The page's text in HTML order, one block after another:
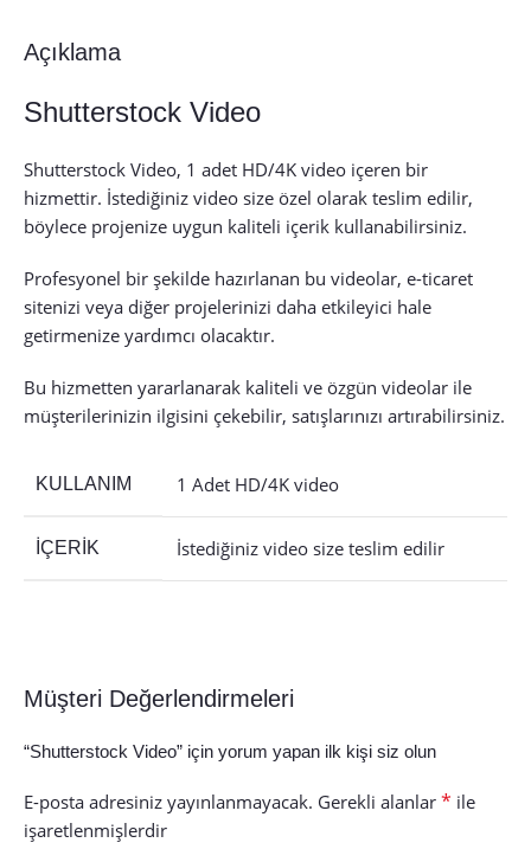
Açıklama
Shutterstock Video
Shutterstock Video, 1 adet HD/4K video içeren bir
hizmettir. İstediğiniz video size özel olarak teslim edilir,
böylece projenize uygun kaliteli içerik kullanabilirsiniz.
Profesyonel bir şekilde hazırlanan bu videolar, e-ticaret
sitenizi veya diğer projelerinizi daha etkileyici hale
getirmenize yardımcı olacaktır.
Bu hizmetten yararlanarak kaliteli ve özgün videolar ile
müşterilerinizin ilgisini çekebilir, satışlarınızı artırabilirsiniz.
KULLANIM 1 Adet HD/4K video
İÇERIK İstediğiniz video size teslim edilir
Müşteri Değerlendirmeleri
“Shutterstock Video” için yorum yapan ilk kişi siz olun
E-posta adresiniz yayınlanmayacak. Gerekli alanlar * ile
işaretlenmişlerdir